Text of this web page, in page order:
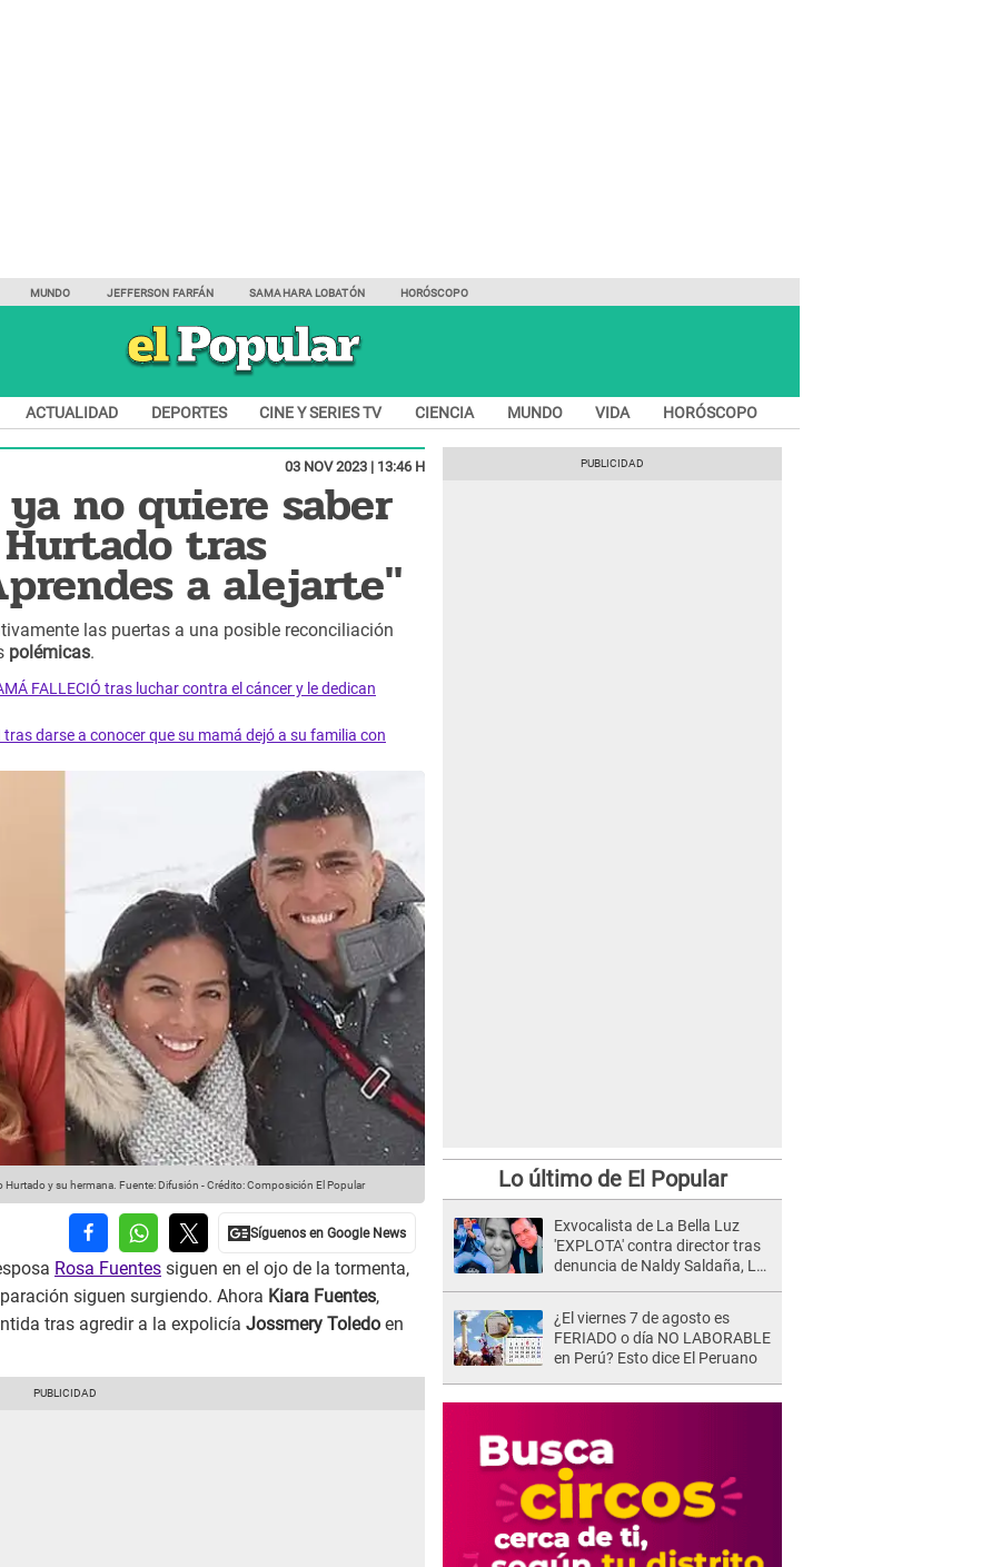
MUNDO JEFFERSON FARFÁN SAMAHARA LOBATÓN HORÓSCOPO
ACTUALIDAD DEPORTES CINE Y SERIES TV CIENCIA MUNDO VIDA HORÓSCOPO
03 NOV 2023 | 13:46 H
ya no quiere saber
tras
a alejarte"
las puertas a una posible reconciliación
polémicas.
FALLECIÓ tras luchar contra el cáncer y le dedican
darse a conocer que su mamá dejó a su familia con
Hurtado y su hermana. Fuente: Difusión -Crédito: Composición El Popular
Rosa Fuentes siguen en el ojo de la tormenta,
siguen surgiendo. Ahora Kiara Fuentes,
tras agredir a la expolicía Jossmery Toledo en
Lo último de El Popular
Exvocalista de La Bella Luz
'EXPLOTA' contra director tras
denuncia de Naldy Saldaña, LO
dos cabezas más"
¿El viernes 7 de agosto es
FERIADO o día NO LABORABLE
en Perú? Esto dice El Peruano